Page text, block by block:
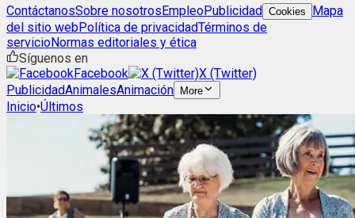
ContáctanosSobre nosotrosEmpleoPublicidad Cookies
Mapa
del sitio webPolítica de privacidadTérminos de
servicioNormas editoriales y ética
Síguenos en
Facebook
X (Twitter)
PublicidadAnimalesAnimación More
Inicio•Últimos